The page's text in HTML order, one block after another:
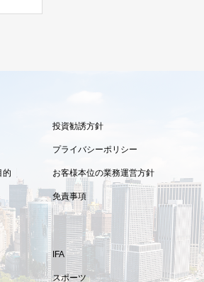
投資勧誘方針
プライバシーポリシー
的 お客様本位の業務運営方針
免責事項
IFA
スポーツ